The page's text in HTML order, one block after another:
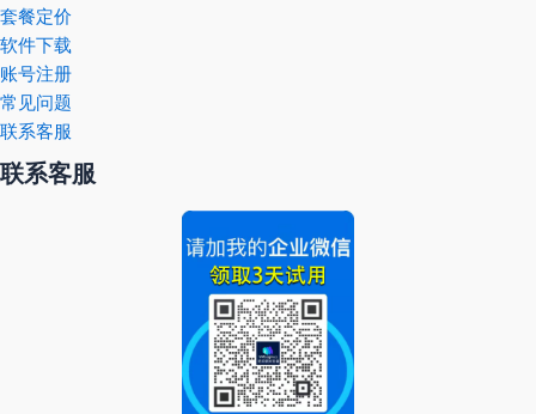
套餐定价
软件下载
账号注册
常见问题
联系客服
联系客服